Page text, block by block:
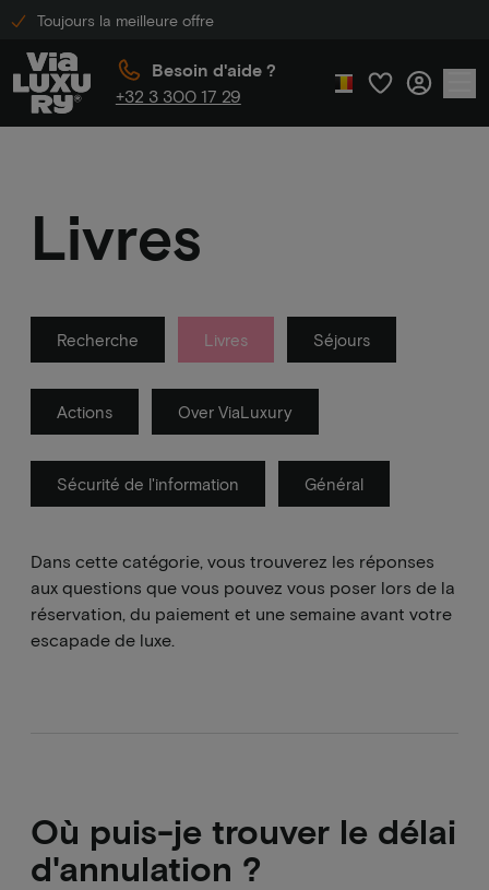
Toujours la meilleure offre
Besoin d'aide ?
+32 3 300 17 29
Livres
Recherche Livres Séjours
Actions Over ViaLuxury
Sécurité de l'information Général
Dans cette catégorie, vous trouverez les réponses
aux questions que vous pouvez vous poser lors de la
réservation, du paiement et une semaine avant votre
escapade de luxe.
Où puis-je trouver le délai
d'annulation ?